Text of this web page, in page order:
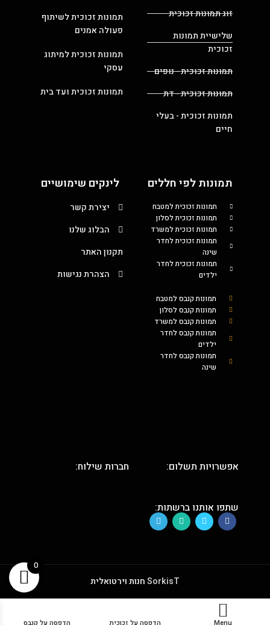
זוג תמונות זכוכית
שלישיית תמונות
זכוכית
תמונות זכוכית - נופים
תמונות זכוכית - דת
תמונות זכוכית - בעלי
חיים
תמונות זכוכית לשיתוף
פעולה אמנים
תמונות זכוכית למיתוג
עסקי
תמונות זכוכית ועד בית
תמונות לפי חללים
תמונות זכוכית למטבח
תמונות זכוכית לסלון
תמונות זכוכית למשרד
תמונות זכוכית לחדר
שינה
תמונות זכוכית לחדר
ילדים
תמונות קנבס למטבח
תמונות קנבס לסלון
תמונות קנבס למשרד
תמונות קנבס לחדר
ילדים
תמונות קנבס לחדר
שינה
לינקים שימושיים
יצירת קשר
הבלוג שלנו
תקנון האתר
הצהרת נגישות
אפשרויות תשלום: חברות שילוח:
שתפו אותנו ברשתות:
SorkisTחנות וירטואלית
0
Menu הדפסה על זכוכית הדפסה על קנבס